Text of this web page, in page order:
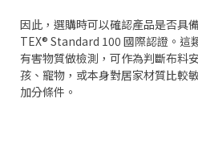
因此，選購時可以確認產品是否具
TEX® Standard 100 國際認證。這
有害物質做檢測，可作為判斷布料
孩、寵物，或本身對居家材質比較
加分條件。